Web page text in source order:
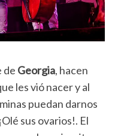
de Georgia, hacen
les vió nacer y al
puedan darnos
sus ovarios!. El